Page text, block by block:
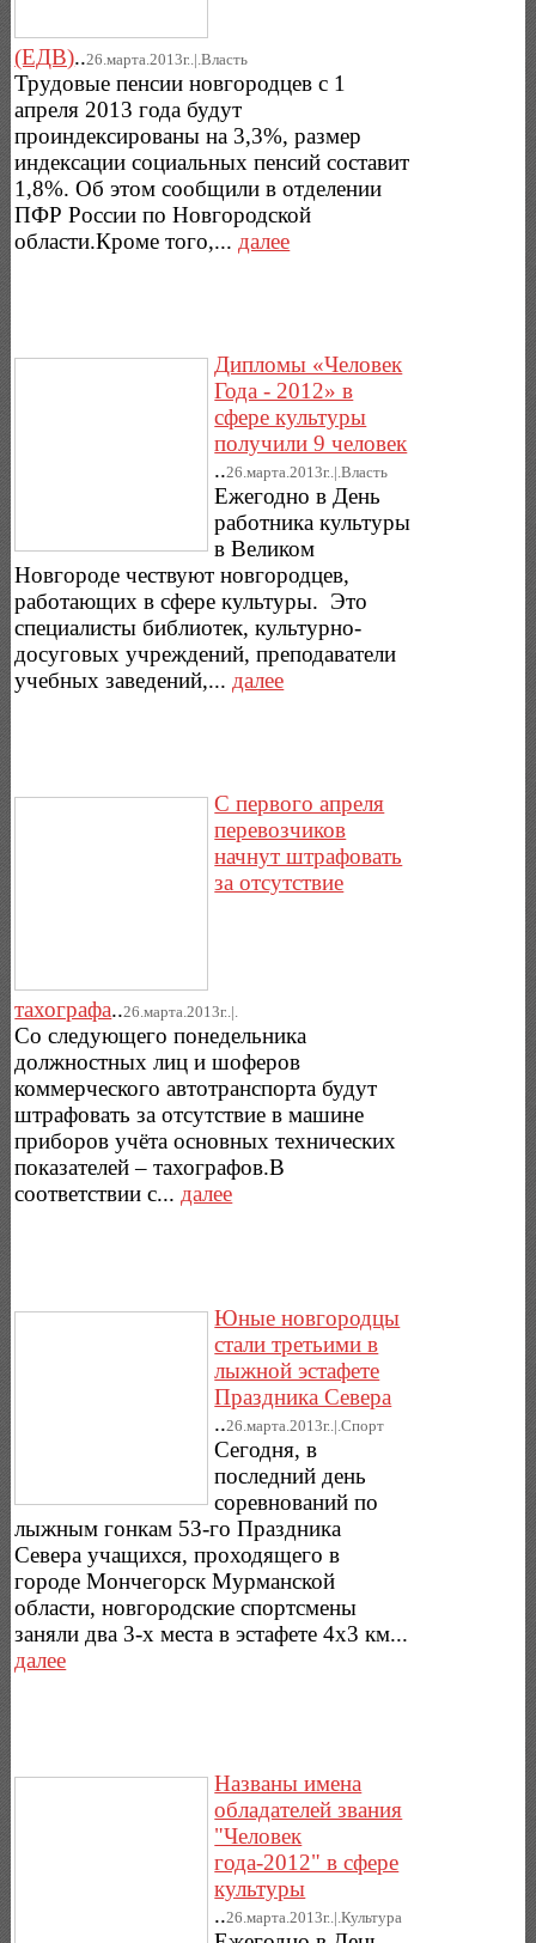
(ЕДВ)..26.марта.2013г..|.Власть
Трудовые пенсии новгородцев с 1
апреля 2013 года будут
проиндексированы на 3,3%, размер
индексации социальных пенсий составит
1,8%. Об этом сообщили в отделении
ПФР России по Новгородской
области.Кроме того,... далее
Дипломы «Человек
Года - 2012» в
сфере культуры
получили 9 человек
..26.марта.2013г..|.Власть
Ежегодно в День
работника культуры
в Великом
Новгороде чествуют новгородцев,
работающих в сфере культуры. Это
специалисты библиотек, культурно-
досуговых учреждений, преподаватели
учебных заведений,... далее
С первого апреля
перевозчиков
начнут штрафовать
за отсутствие
тахографа..26.марта.2013г..|.
Со следующего понедельника
должностных лиц и шоферов
коммерческого автотранспорта будут
штрафовать за отсутствие в машине
приборов учёта основных технических
показателей – тахографов.В
соответствии с...далее
Юные новгородцы
стали третьими в
лыжной эстафете
Праздника Севера
..26.марта.2013г..|.Спорт
Сегодня, в
последний день
соревнований по
лыжным гонкам 53-го Праздника
Севера учащихся, проходящего в
городе Мончегорск Мурманской
области, новгородские спортсмены
заняли два 3-х места в эстафете 4х3 км...
далее
Названы имена
обладателей звания
"Человек
года-2012" в сфере
культуры
..26.марта.2013г..|.Культура